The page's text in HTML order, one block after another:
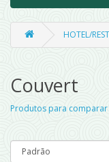
HOTEL/
Couvert
Produtos para comparar